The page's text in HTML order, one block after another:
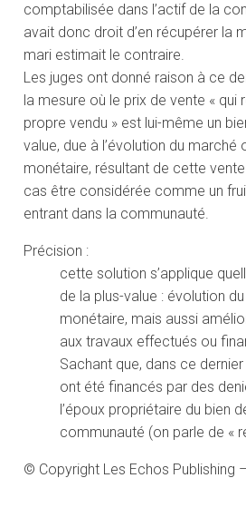
comptabilisée dans l’actif de la
avait donc droit d’en récupérer la
mari estimait le contraire.
Les juges ont donné raison à ce
la mesure où le prix de vente « qui
propre vendu » est lui-même un
value, due à l’évolution du marché
monétaire, résultant de cette
cas être considérée comme un
entrant dans la communauté.
Précision :
cette solution s’applique
de la plus-value : évolution
monétaire, mais aussi
aux travaux effectués ou
Sachant que, dans ce
ont été financés par des
l’époux propriétaire du bien
communauté (on parle de «
© Copyright Les Echos Publishing